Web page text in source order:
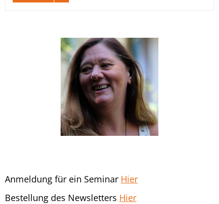
Anmeldung für ein Seminar Hier
Bestellung des Newsletters Hier